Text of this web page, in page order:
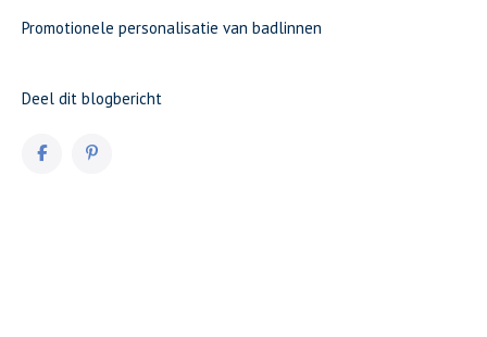
Promotionele personalisatie van badlinnen
Deel dit blogbericht